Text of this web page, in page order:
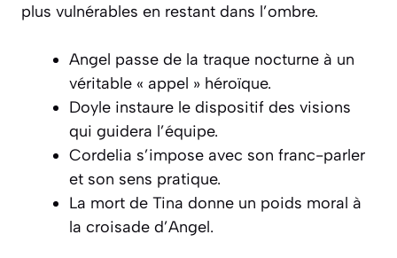
plus vulnérables en restant dans l’ombre.
Angel passe de la traque nocturne à un
véritable « appel » héroïque.
Doyle instaure le dispositif des visions
qui guidera l’équipe.
Cordelia s’impose avec son franc-parler
et son sens pratique.
La mort de Tina donne un poids moral à
la croisade d’Angel.